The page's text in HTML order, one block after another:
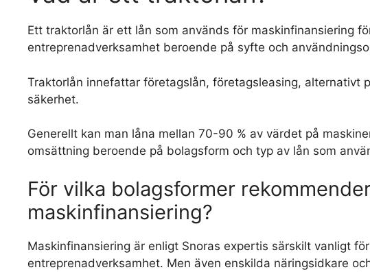
Ett traktorlån är ett lån som används för maskinfinansiering
entreprenadverksamhet beroende på syfte och
Traktorlån innefattar företagslån, företagsleasing, alternativt
säkerhet.
Generellt kan man låna mellan 70-90 % av värdet på
omsättning beroende på bolagsform och typ av lån som
För vilka bolagsformer
maskinfinansiering?
Maskinfinansiering är enligt Snoras expertis särskilt vanligt
entreprenadverksamhet. Men även enskilda näringsidkare